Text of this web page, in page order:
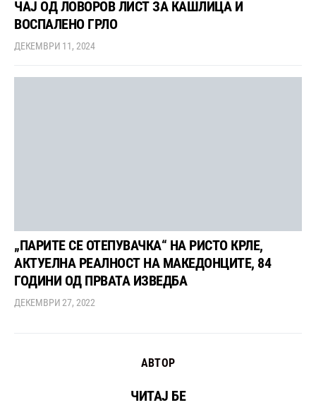
ЧАЈ ОД ЛОВОРОВ ЛИСТ ЗА КАШЛИЦА И
ВОСПАЛЕНО ГРЛО
ДЕКЕМВРИ 11, 2024
„ПАРИТЕ СЕ ОТЕПУВАЧКА“ НА РИСТО КРЛЕ,
АКТУЕЛНА РЕАЛНОСТ НА МАКЕДОНЦИТЕ, 84
ГОДИНИ ОД ПРВАТА ИЗВЕДБА
ДЕКЕМВРИ 27, 2022
АВТОР
ЧИТАЈ БЕ